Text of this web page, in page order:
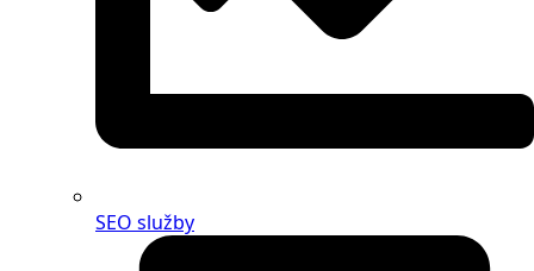
SEO služby